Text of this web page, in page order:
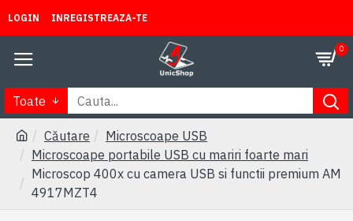
LOGIN INREGISTREAZA-TE
0
Toate
Căutare
Microscoape USB
Microscoape portabile USB cu mariri foarte mari
Microscop 400x cu camera USB si functii premium AM
4917MZT4